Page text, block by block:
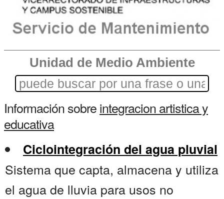
Unidad de Medio Ambiente
Información sobreintegracion artistica y
educativa
Ciclointegración del agua pluvial
Sistema que capta, almacena y utiliza
el agua de lluvia para usos no